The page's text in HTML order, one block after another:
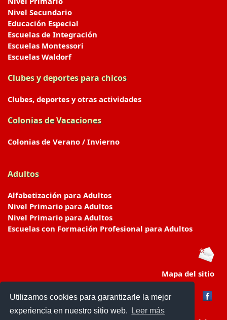
Utilizamos cookies para garantizarle la mejor
experiencia en nuestro sitio web.
Leer más
Nivel Secundario
Educación Especial
Escuelas de Integración
Escuelas Montessori
Escuelas Waldorf
Clubes y deportes para chicos
Clubes, deportes y otras actividades
Colonias de Vacaciones
Colonias de Verano / Invierno
Adultos
Alfabetización para Adultos
Nivel Primario para Adultos
Nivel Primario para Adultos
Escuelas con Formación Profesional para Adultos
Mapa del sitio